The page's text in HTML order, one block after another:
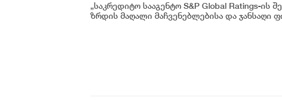
მოადგილე ეკატერინე გუნცაძე
„საკრედიტო სააგენტო S&P Global Ratings-ის
ზრდის მაღალი მაჩვენებლებისა და ჯანსაღი